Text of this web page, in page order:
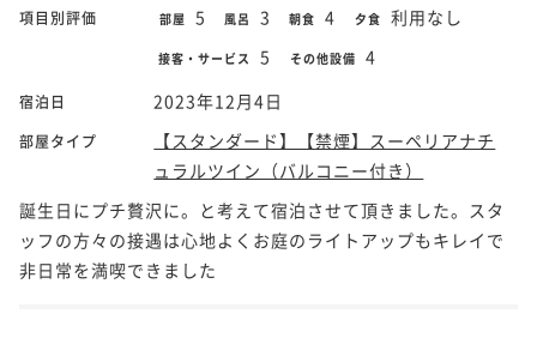
項目別評価 部屋 5 風呂 3 朝食 4 夕食 利用なし
接客・サービス 5 その他設備 4
宿泊日 2023年12月4日
部屋タイプ
【スタンダード】【禁煙】スーペリアナチ
ュラルツイン（バルコニー付き）
誕生日にプチ贅沢に。と考えて宿泊させて頂きました。スタ
ッフの方々の接遇は心地よくお庭のライトアップもキレイで
非日常を満喫できました